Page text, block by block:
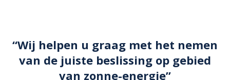
“Wij helpen u graag met het nemen
van de juiste beslissing op gebied
van zonne-energie”